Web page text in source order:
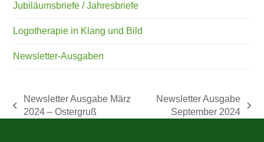
Jubiläumsbriefe / Jahresbriefe
Logotherapie in Klang und Bild
Newsletter-Ausgaben
vorheriger
Newsletter Ausgabe März
2024 – Ostergruß
Nächster
Newsletter Ausgabe
September 2024